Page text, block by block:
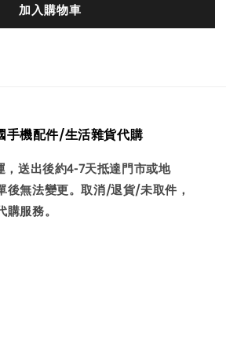
加入購物車
手機配件/生活雜貨代購
送出後約4-7天抵達門市或地
後無法變更。取消/退貨/未取件，
服務。